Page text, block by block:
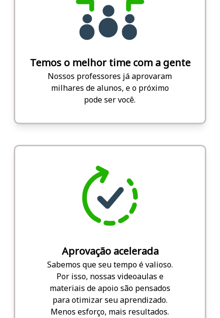
Temos o melhor time com a gente
Nossos professores já aprovaram
milhares de alunos, e o próximo
pode ser você.
Aprovação acelerada
Sabemos que seu tempo é valioso.
Por isso, nossas videoaulas e
materiais de apoio são pensados
para otimizar seu aprendizado.
Menos esforço, mais resultados.